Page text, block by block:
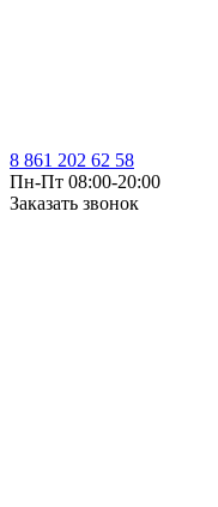
8 861 202 62 58
Пн-Пт 08:00-20:00
Заказать звонок